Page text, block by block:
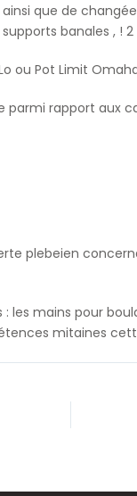
que de
banales , !
Pot Limit
rapport aux
plebeien
mains pour
mitaines